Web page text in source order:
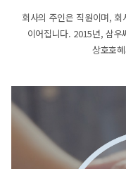
회사의 주인은 직원이며,
이어집니다. 2015년, 삼우
상호호